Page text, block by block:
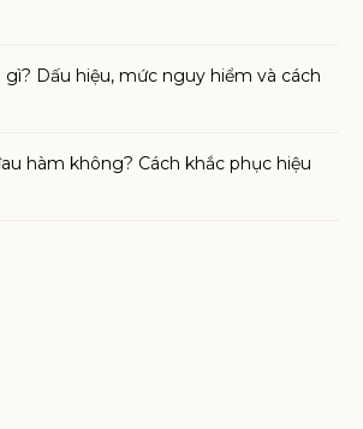
gì? Dấu hiệu, mức nguy hiểm và cách
hàm không? Cách khắc phục hiệu